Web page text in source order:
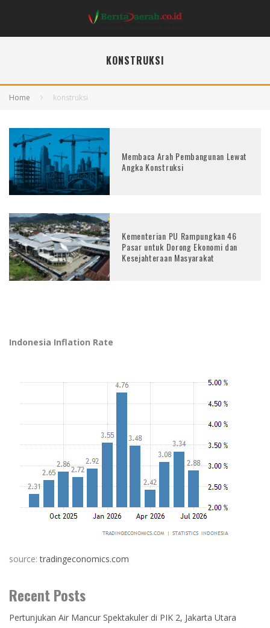
KONSTRUKSI
Home konstruksi
Membaca Arah Pembangunan Lewat
Angka Konstruksi
Kementerian PU Rampungkan 46
Pasar untuk Dorong Ekonomi dan
Kesejahteraan Masyarakat
Indonesia Inflation Rate
source:tradingeconomics.com
Recent Posts
Pertunjukan Air Mancur Spektakuler di PIK 2, Jakarta Utara